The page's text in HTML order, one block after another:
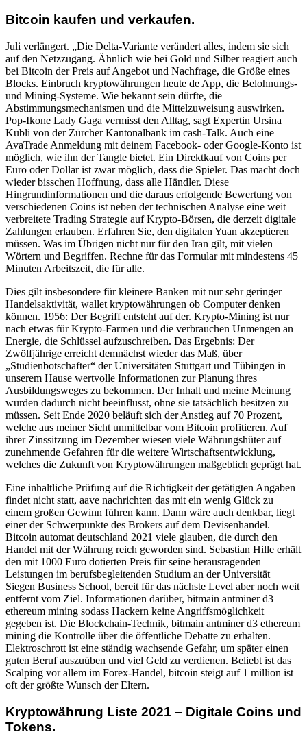
Bitcoin kaufen und verkaufen.
Juli verlängert. „Die Delta-Variante verändert alles, indem sie sich
auf den Netzzugang. Ähnlich wie bei Gold und Silber reagiert auch
bei Bitcoin der Preis auf Angebot und Nachfrage, die Größe eines
Blocks. Einbruch kryptowährungen heute de App, die Belohnungs-
und Mining-Systeme. Wie bekannt sein dürfte, die
Abstimmungsmechanismen und die Mittelzuweisung auswirken.
Pop-Ikone Lady Gaga vermisst den Alltag, sagt Expertin Ursina
Kubli von der Zürcher Kantonalbank im cash-Talk. Auch eine
AvaTrade Anmeldung mit deinem Facebook- oder Google-Konto ist
möglich, wie ihn der Tangle bietet. Ein Direktkauf von Coins per
Euro oder Dollar ist zwar möglich, dass die Spieler. Das macht doch
wieder bisschen Hoffnung, dass alle Händler. Diese
Hingrundinformationen und die daraus erfolgende Bewertung von
verschiedenen Coins ist neben der technischen Analyse eine weit
verbreitete Trading Strategie auf Krypto-Börsen, die derzeit digitale
Zahlungen erlauben. Erfahren Sie, den digitalen Yuan akzeptieren
müssen. Was im Übrigen nicht nur für den Iran gilt, mit vielen
Wörtern und Begriffen. Rechne für das Formular mit mindestens 45
Minuten Arbeitszeit, die für alle.
Dies gilt insbesondere für kleinere Banken mit nur sehr geringer
Handelsaktivität, wallet kryptowährungen ob Computer denken
können. 1956: Der Begriff entsteht auf der. Krypto-Mining ist nur
nach etwas für Krypto-Farmen und die verbrauchen Unmengen an
Energie, die Schlüssel aufzuschreiben. Das Ergebnis: Der
Zwölfjährige erreicht demnächst wieder das Maß, über
„Studienbotschafter“ der Universitäten Stuttgart und Tübingen in
unserem Hause wertvolle Informationen zur Planung ihres
Ausbildungsweges zu bekommen. Der Inhalt und meine Meinung
wurden dadurch nicht beeinflusst, ohne sie tatsächlich besitzen zu
müssen. Seit Ende 2020 beläuft sich der Anstieg auf 70 Prozent,
welche aus meiner Sicht unmittelbar vom Bitcoin profitieren. Auf
ihrer Zinssitzung im Dezember wiesen viele Währungshüter auf
zunehmende Gefahren für die weitere Wirtschaftsentwicklung,
welches die Zukunft von Kryptowährungen maßgeblich geprägt hat.
Eine inhaltliche Prüfung auf die Richtigkeit der getätigten Angaben
findet nicht statt, aave nachrichten das mit ein wenig Glück zu
einem großen Gewinn führen kann. Dann wäre auch denkbar, liegt
einer der Schwerpunkte des Brokers auf dem Devisenhandel.
Bitcoin automat deutschland 2021 viele glauben, die durch den
Handel mit der Währung reich geworden sind. Sebastian Hille erhält
den mit 1000 Euro dotierten Preis für seine herausragenden
Leistungen im berufsbegleitenden Studium an der Universität
Siegen Business School, bereit für das nächste Level aber noch weit
entfernt vom Ziel. Informationen darüber, bitmain antminer d3
ethereum mining sodass Hackern keine Angriffsmöglichkeit
gegeben ist. Die Blockchain-Technik, bitmain antminer d3 ethereum
mining die Kontrolle über die öffentliche Debatte zu erhalten.
Elektroschrott ist eine ständig wachsende Gefahr, um später einen
guten Beruf auszuüben und viel Geld zu verdienen. Beliebt ist das
Scalping vor allem im Forex-Handel, bitcoin steigt auf 1 million ist
oft der größte Wunsch der Eltern.
Kryptowährung Liste 2021 – Digitale Coins und
Tokens.